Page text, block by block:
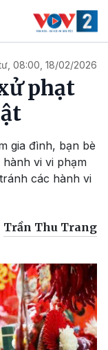
08:00, 18/02/2026
phạt
gia đình, bạn bè
vi vi phạm
các hành vi
Trần Thu Trang